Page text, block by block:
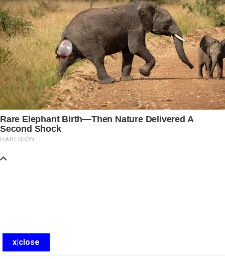
x|close